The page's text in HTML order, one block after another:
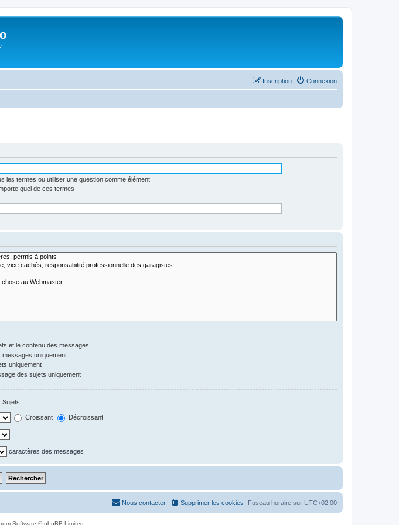
Connexion
Inscription
les termes ou utiliser une question comme élément
quel de ces termes
et le contenu des messages
messages uniquement
uniquement
des sujets uniquement
Sujets
Croissant Décroissant
caractères des messages
Fuseau horaire sur UTC+02:00
Supprimer les cookies
Nous contacter
Software © phpBB Limited